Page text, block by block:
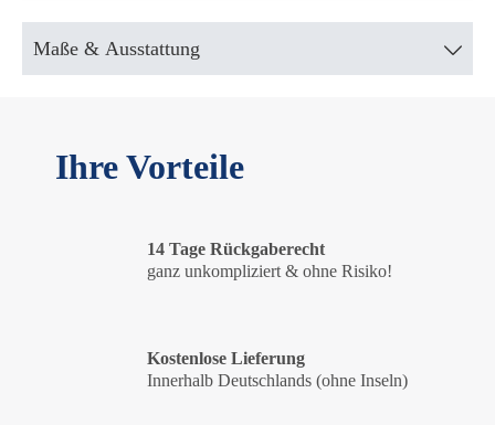
Maße & Ausstattung
Ihre Vorteile
14 Tage Rückgaberecht
ganz unkompliziert & ohne Risiko!
Kostenlose Lieferung
Innerhalb Deutschlands (ohne Inseln)